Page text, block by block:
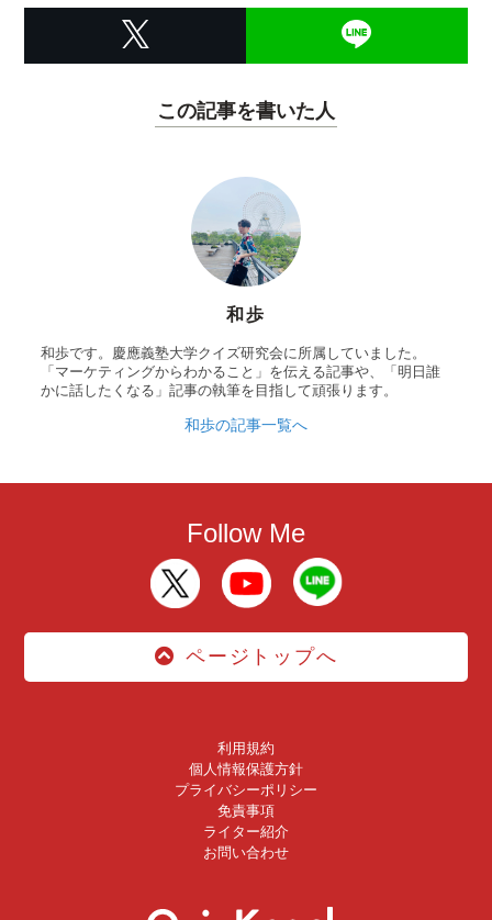
この記事を書いた人
和歩
和歩です。慶應義塾大学クイズ研究会に所属していました。
「マーケティングからわかること」を伝える記事や、「明日誰
かに話したくなる」記事の執筆を目指して頑張ります。
和歩の記事一覧へ
Follow Me
ページトップへ
利用規約
個人情報保護方針
プライバシーポリシー
免責事項
ライター紹介
お問い合わせ